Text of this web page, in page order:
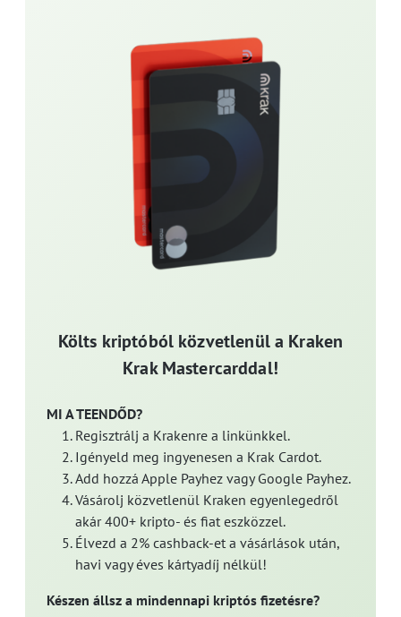
Költs kriptóból közvetlenül a Kraken
Krak Mastercarddal!
MI A TEENDŐD?
Regisztrálj a Krakenre a linkünkkel.
Igényeld meg ingyenesen a Krak Cardot.
Add hozzá Apple Payhez vagy Google Payhez.
Vásárolj közvetlenül Kraken egyenlegedről
akár 400+ kripto- és fiat eszközzel.
Élvezd a 2% cashback-et a vásárlások után,
havi vagy éves kártyadíj nélkül!
Készen állsz a mindennapi kriptós fizetésre?